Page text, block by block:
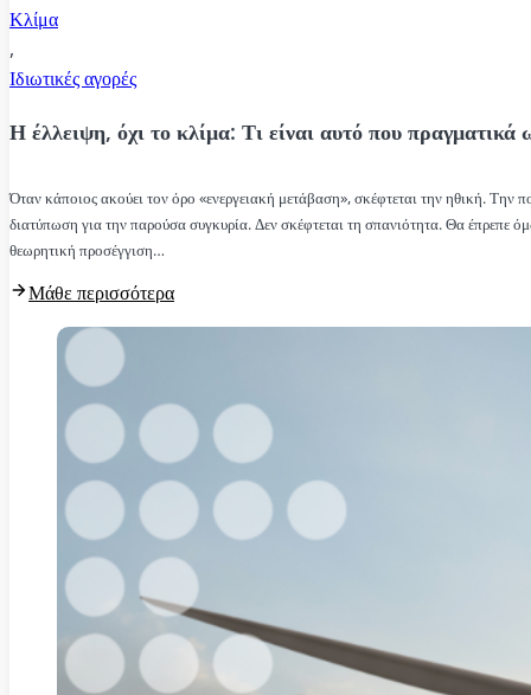
Κλίμα
,
Ιδιωτικές αγορές
Η έλλειψη, όχι το κλίμα: Τι είναι αυτό που πραγματικά
Όταν κάποιος ακούει τον όρο «ενεργειακή μετάβαση», σκέφτεται την ηθική. Την
διατύπωση για την παρούσα συγκυρία. Δεν σκέφτεται τη σπανιότητα. Θα έπρεπε
θεωρητική προσέγγιση…
Μάθε περισσότερα